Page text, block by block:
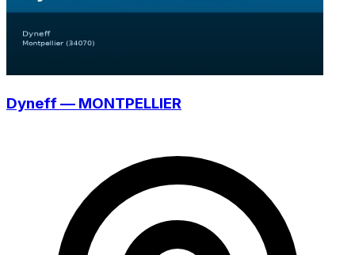
Dyneff — MONTPELLIER